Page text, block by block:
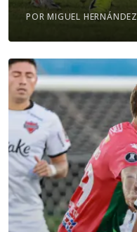
POR MIGUEL HERNÁNDEZ